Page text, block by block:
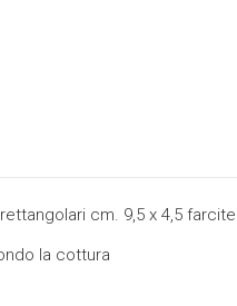
cm. 9,5 x 4,5
la cottura